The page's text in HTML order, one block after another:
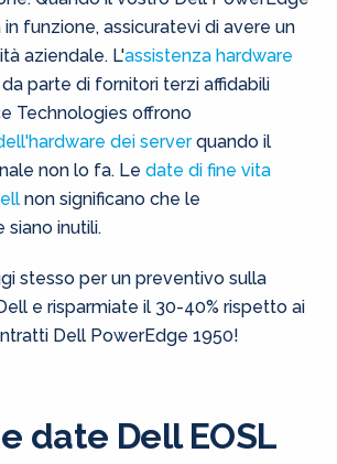
in funzione, assicuratevi di avere un
aziendale. L'assistenza hardware
parte di fornitori terzi affidabili
Technologies offrono
dei serverquando il
non lo fa. Le date di fine vita
non significano che le
siano inutili.
stesso per un preventivo sulla
e risparmiate il 30-40% rispetto ai
Dell PowerEdge 1950!
date Dell EOSL